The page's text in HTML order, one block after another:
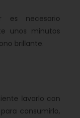
es necesario
unos minutos
brillante.
lavarlo con
consumirlo,